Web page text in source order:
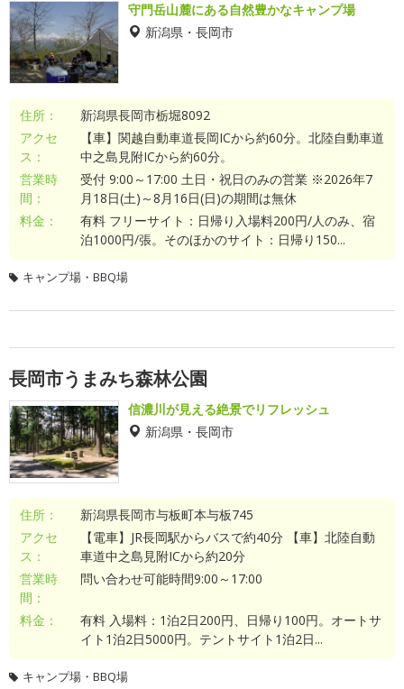
守門岳山麓にある自然豊かなキャンプ場
新潟県・長岡市
住所：
新潟県長岡市栃堀8092
アクセ
ス：
【車】関越自動車道長岡ICから約60分。北陸自動車道
中之島見附ICから約60分。
営業時
間：
受付 9:00～17:00 土日・祝日のみの営業 ※2026年7
月18日(土)～8月16日(日)の期間は無休
料金：
有料 フリーサイト：日帰り入場料200円/人のみ、宿
泊1000円/張。そのほかのサイト：日帰り150...
キャンプ場・BBQ場
長岡市うまみち森林公園
信濃川が見える絶景でリフレッシュ
新潟県・長岡市
住所：
新潟県長岡市与板町本与板745
アクセ
ス：
【電車】JR長岡駅からバスで約40分 【車】北陸自動
車道中之島見附ICから約20分
営業時
間：
問い合わせ可能時間9:00～17:00
料金：
有料 入場料：1泊2日200円、日帰り100円。オートサ
イト1泊2日5000円。テントサイト1泊2日...
キャンプ場・BBQ場